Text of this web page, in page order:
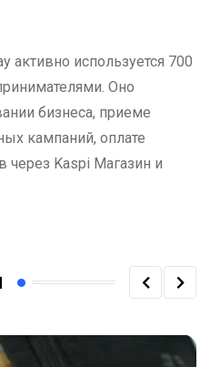
активно используется 700
Оно
бизнеса, приеме
кампаний, оплате
через Kaspi Магазин и